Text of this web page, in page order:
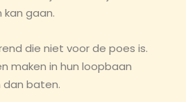
gaan.
die niet voor de poes is.
maken in hun loopbaan
dan baten.